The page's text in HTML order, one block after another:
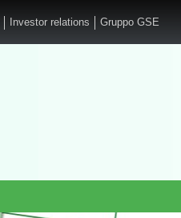
Investor relations Gruppo GSE